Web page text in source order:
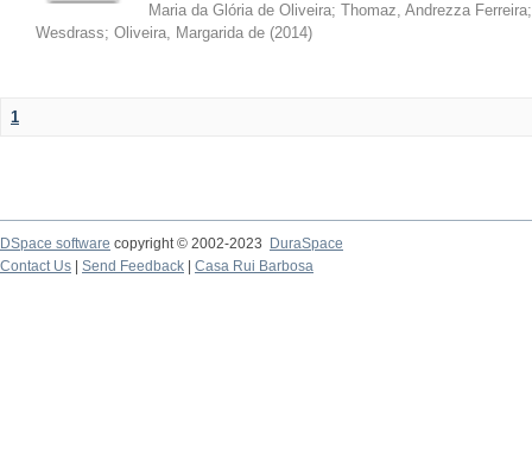
Maria da Glória de Oliveira; Thomaz, Andrezza Ferreira
Wesdrass; Oliveira, Margarida de (2014)
1
DSpace software copyright © 2002-2023
DuraSpace
Contact Us
Send Feedback Casa Rui Barbosa